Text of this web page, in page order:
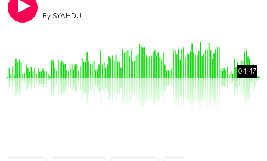
BySYAHDU
04:47